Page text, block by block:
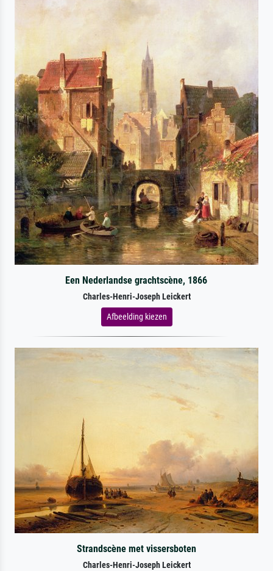
Een Nederlandse grachtscène, 1866
Charles-Henri-Joseph Leickert
Afbeelding kiezen
Strandscène met vissersboten
Charles-Henri-Joseph Leickert